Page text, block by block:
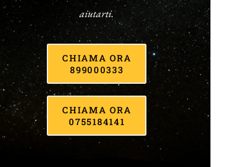
aiutarti.
CHIAMA ORA
899000333
CHIAMA ORA
0755184141